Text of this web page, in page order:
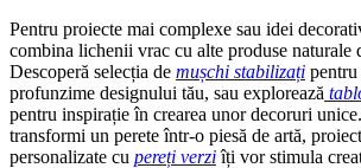
Pentru proiecte mai complexe sau idei
combina lichenii vrac cu alte produse naturale
Descoperă selecția de mușchi stabilizați pentru
profunzime designului tău, sau explorează
pentru inspirație în crearea unor decoruri
transformi un perete într-o piesă de artă,
personalizate cu pereți verziîți vor stimula